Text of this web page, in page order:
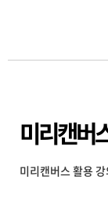
미리캔버
미리캔버스 활용 강